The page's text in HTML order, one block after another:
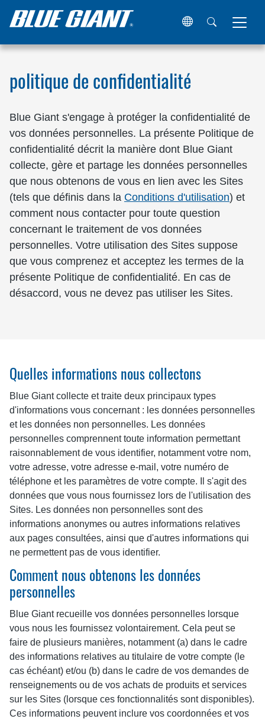
Maison politique de confidentialité
politique de confidentialité
Blue Giant s'engage à protéger la confidentialité de
vos données personnelles. La présente Politique de
confidentialité décrit la manière dont Blue Giant
collecte, gère et partage les données personnelles
que nous obtenons de vous en lien avec les Sites
(tels que définis dans la Conditions d'utilisation) et
comment nous contacter pour toute question
concernant le traitement de vos données
personnelles. Votre utilisation des Sites suppose
que vous comprenez et acceptez les termes de la
présente Politique de confidentialité. En cas de
désaccord, vous ne devez pas utiliser les Sites.
Quelles informations nous collectons
Blue Giant collecte et traite deux principaux types
d'informations vous concernant : les données personnelles
et les données non personnelles. Les données
personnelles comprennent toute information permettant
raisonnablement de vous identifier, notamment votre nom,
votre adresse, votre adresse e-mail, votre numéro de
téléphone et les paramètres de votre compte. Il s'agit des
données que vous nous fournissez lors de l'utilisation des
Sites. Les données non personnelles sont des
informations anonymes ou autres informations relatives
aux pages consultées, ainsi que d'autres informations qui
ne permettent pas de vous identifier.
Comment nous obtenons les données
personnelles
Blue Giant recueille vos données personnelles lorsque
vous nous les fournissez volontairement. Cela peut se
faire de plusieurs manières, notamment (a) dans le cadre
des informations relatives au titulaire de votre compte (le
cas échéant) et/ou (b) dans le cadre de vos demandes de
renseignements ou de vos achats de produits et services
sur les Sites (lorsque ces fonctionnalités sont disponibles).
Ces informations peuvent inclure vos coordonnées et vos